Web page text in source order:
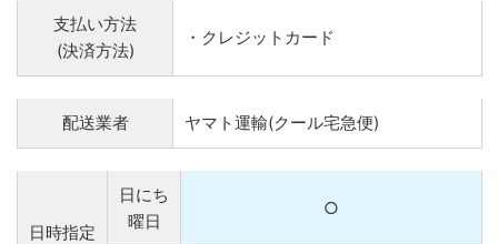
支払い方法
(決済方法)
・クレジットカード
配送業者 ヤマト運輸(クール宅急便)
日時指定
日にち
曜日
○